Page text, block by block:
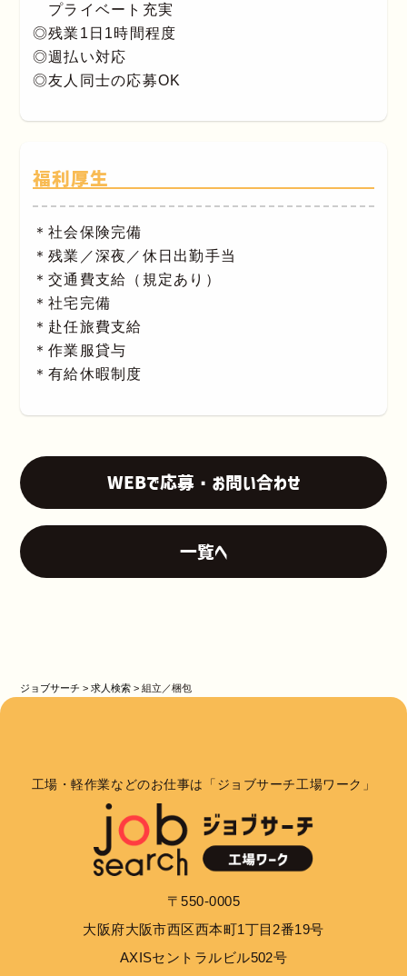
プライベート充実
◎残業1日1時間程度
◎週払い対応
◎友人同士の応募OK
福利厚生
＊社会保険完備
＊残業／深夜／休日出勤手当
＊交通費支給（規定あり）
＊社宅完備
＊赴任旅費支給
＊作業服貸与
＊有給休暇制度
WEBで応募・お問い合わせ
一覧へ
ジョブサーチ >求人検索 >組立／梱包
工場・軽作業などのお仕事は「ジョブサーチ工場ワーク」
〒550-0005
大阪府大阪市西区西本町1丁目2番19号
AXISセントラルビル502号